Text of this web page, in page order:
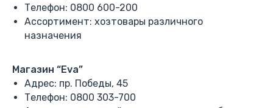
Телефон: 0800 600-200
Ассортимент: хозтовары различного
назначения
Магазин “Eva”
Адрес: пр. Победы, 45
Телефон: 0800 303-700